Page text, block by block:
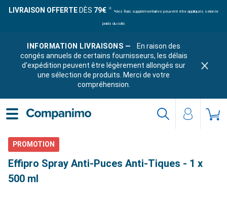
LIVRAISON OFFERTE DÈS 79€ *des frais supplémentaires peuvent être appliqués selon le
poids du colis
INFORMATION LIVRAISONS —
En raison des
congés annuels de certains fournisseurs, les délais
d'expédition peuvent être légèrement allongés sur
une sélection de produits. Merci de votre
compréhension.
PROMOTION
Effipro Spray Anti-Puces Anti-Tiques - 1 x
500 ml